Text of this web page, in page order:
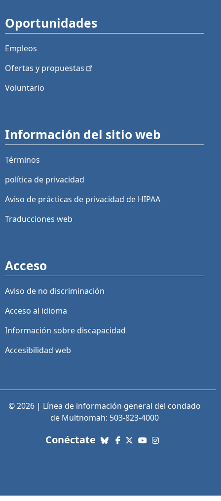
Oportunidades
Empleos
Ofertas y propuestas
Voluntario
Información del sitio web
Términos
política de privacidad
Aviso de prácticas de privacidad de HIPAA
Traducciones web
Acceso
Aviso de no discriminación
Acceso al idioma
Información sobre discapacidad
Accesibilidad web
© 2026 | Línea de información general del condado
de Multnomah: 503-823-4000
Conéctate con nosotros. Enlaces a
Bluesky
Facebook
X (Twitter)
YouTube
Instagram